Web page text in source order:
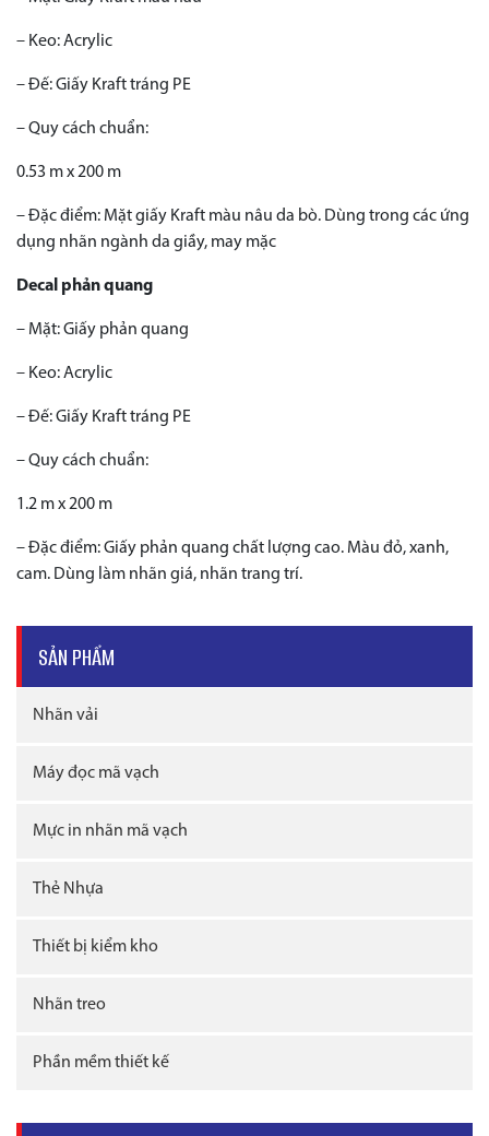
– Keo: Acrylic
– Đế: Giấy Kraft tráng PE
– Quy cách chuẩn:
0.53 m x 200 m
– Đặc điểm: Mặt giấy Kraft màu nâu da bò. Dùng trong các ứng
dụng nhãn ngành da giầy, may mặc
Decal phản quang
– Mặt: Giấy phản quang
– Keo: Acrylic
– Đế: Giấy Kraft tráng PE
– Quy cách chuẩn:
1.2 m x 200 m
– Đặc điểm: Giấy phản quang chất lượng cao. Màu đỏ, xanh,
cam. Dùng làm nhãn giá, nhãn trang trí.
SẢN PHẨM
Nhãn vải
Máy đọc mã vạch
Mực in nhãn mã vạch
Thẻ Nhựa
Thiết bị kiểm kho
Nhãn treo
Phần mềm thiết kế